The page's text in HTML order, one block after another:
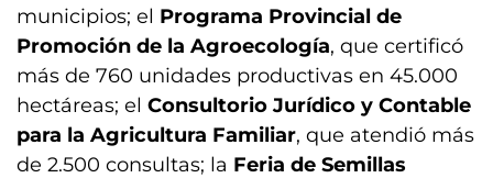
municipios; el Programa Provincial de
Promoción de la Agroecología, que certificó
más de 760 unidades productivas en 45.000
hectáreas; el Consultorio Jurídico y Contable
para la Agricultura Familiar, que atendió más
de 2.500 consultas; la Feria de Semillas